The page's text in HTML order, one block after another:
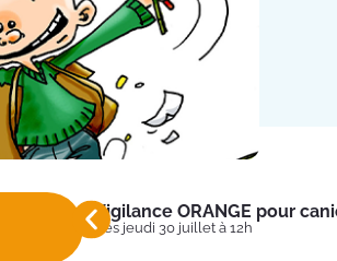
Vigilance ORANGE pour
Dès jeudi 30 juillet à 12h